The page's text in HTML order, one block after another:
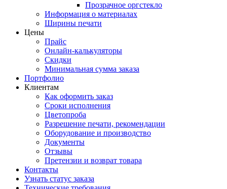
Прозрачное оргстекло
Информация о материалах
Ширины печати
Цены
Прайс
Онлайн-калькуляторы
Скидки
Минимальная сумма заказа
Портфолио
Клиентам
Как оформить заказ
Сроки исполнения
Цветопроба
Разрешение печати, рекомендации
Оборудование и производство
Документы
Отзывы
Претензии и возврат товара
Контакты
Узнать статус заказа